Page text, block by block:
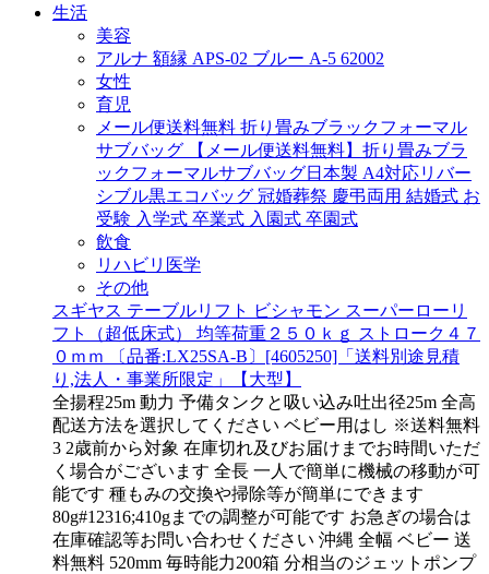
生活
美容
アルナ 額縁 APS-02 ブルー A-5 62002
女性
育児
メール便送料無料 折り畳みブラックフォーマル
サブバッグ 【メール便送料無料】折り畳みブラ
ックフォーマルサブバッグ日本製 A4対応リバー
シブル黒エコバッグ 冠婚葬祭 慶弔両用 結婚式 お
受験 入学式 卒業式 入園式 卒園式
飲食
リハビリ医学
その他
スギヤス テーブルリフト ビシャモン スーパーローリ
フト（超低床式） 均等荷重２５０ｋｇ ストローク４７
０ｍｍ 〔品番:LX25SA-B〕[4605250]「送料別途見積
り,法人・事業所限定」【大型】
全揚程25m 動力 予備タンクと吸い込み吐出径25m 全高
配送方法を選択してください ベビー用はし ※送料無料
3 2歳前から対象 在庫切れ及びお届けまでお時間いただ
く場合がございます 全長 一人で簡単に機械の移動が可
能です 種もみの交換や掃除等が簡単にできます
80g#12316;410gまでの調整が可能です お急ぎの場合は
在庫確認等お問い合わせください 沖縄 全幅 ベビー 送
料無料 520mm 毎時能力200箱 分相当のジェットポンプ